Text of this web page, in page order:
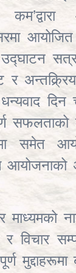
सफलताको
समेत
आयोजनाको
माध्यमको
विचार